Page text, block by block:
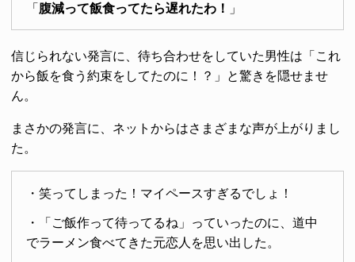
「 腹減って飯食ってたら遅れたわ！ 」
信じられない発言に、待ち合わせをしていた男性は「これ
から飯を食う約束をしてたのに！？」と驚きを隠せませ
ん。
まさかの発言に、ネットからはさまざまな声が上がりまし
た。
・笑ってしまった！マイペースすぎるでしょ！
・「ご飯作って待ってるね」っていったのに、道中
でラーメン食べてきた元恋人を思い出した。